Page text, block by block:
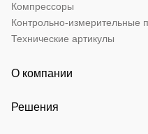
Компрессоры
Контрольно-измерительные
Технические артикулы
О компании
Решения